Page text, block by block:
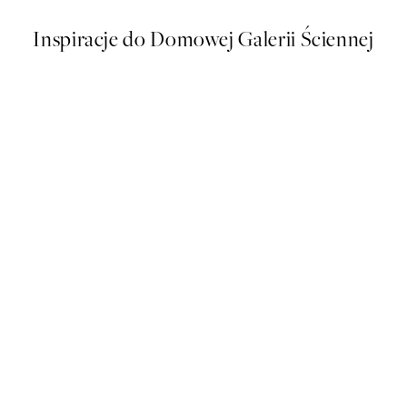
Inspiracje do Domowej Galerii Ściennej